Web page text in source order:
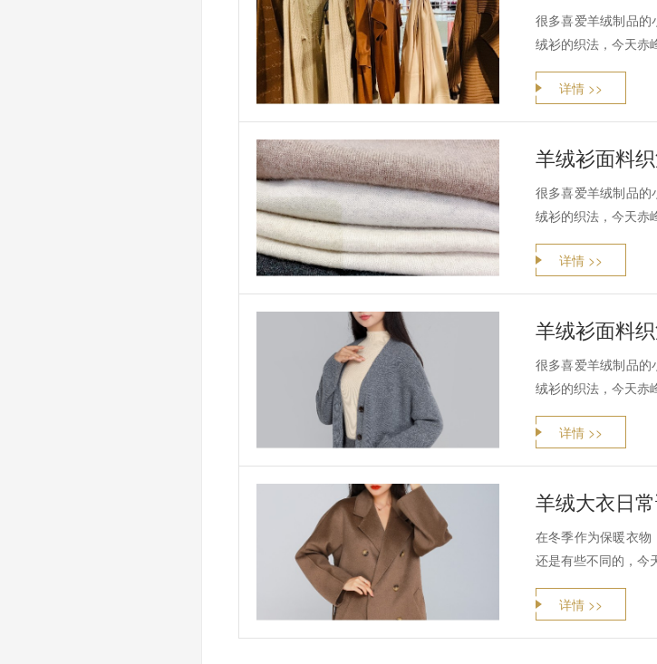
很多喜爱羊绒制品
绒衫的织法，今天赤
详情 >>
羊绒衫面料
很多喜爱羊绒制品
绒衫的织法，今天赤
详情 >>
羊绒衫面料
很多喜爱羊绒制品
绒衫的织法，今天赤
详情 >>
羊绒大衣日
在冬季作为保暖衣
还是有些不同的，今
详情 >>